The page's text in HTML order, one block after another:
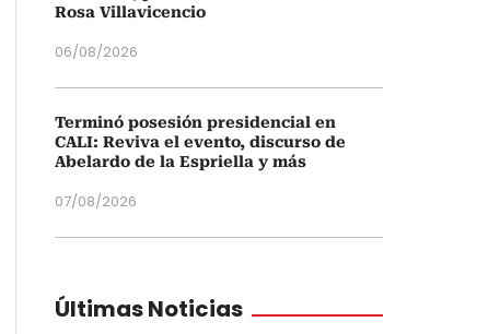
Rosa Villavicencio
06/08/2026
Terminó posesión presidencial en
CALI: Reviva el evento, discurso de
Abelardo de la Espriella y más
07/08/2026
Últimas Noticias